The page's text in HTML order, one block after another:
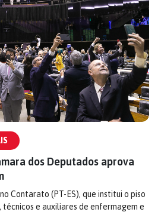
dos Deputados aprova
Contarato (PT-ES), que institui o piso
e auxiliares de enfermagem e